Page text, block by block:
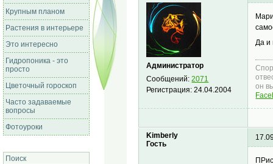
Крупным планом
Растения в интерьере
Это интересно
Гидропоника - это
просто
Цветочный гороскоп
Часто задаваемые
вопросы
Фотоуроки
Поиск
Администратор
Сообщений:2071
Регистрация:24.04.2004
Да и
он
Kimberly
Гость